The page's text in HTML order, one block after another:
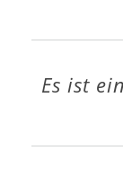
Es ist